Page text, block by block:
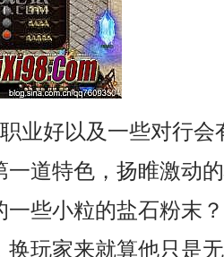
业好以及一些对行会
一道特色，扬睢激动
一些小粒的盐石粉末
换玩家来就算他只是